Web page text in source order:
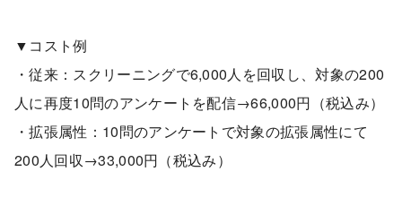
▼コスト例
・従来：スクリーニングで6,000人を回収し、対象の200
人に再度10問のアンケートを配信→66,000円（税込み）
・拡張属性：10問のアンケートで対象の拡張属性にて
200人回収→33,000円（税込み）